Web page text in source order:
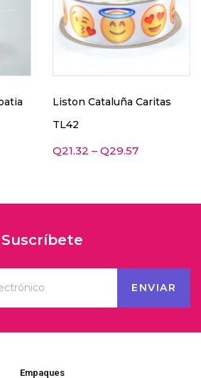
Liston Cataluña Caritas
TL42
Q21.32 – Q29.57
Suscríbete
Empaques